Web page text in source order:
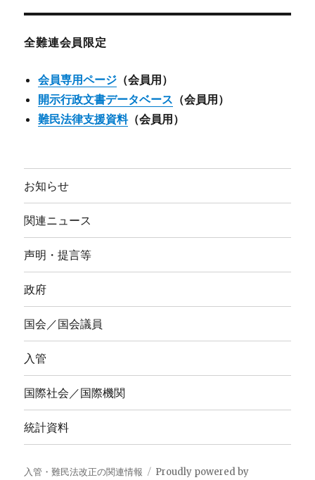
ブ
全難連会員限定
会員専用ページ （会員用）
開示行政文書データベース （会員用）
難民法律支援資料（会員用）
お知らせ
関連ニュース
声明・提言等
政府
国会／国会議員
入管
国際社会／国際機関
統計資料
入管・難民法改正の関連情報 Proudly powered by